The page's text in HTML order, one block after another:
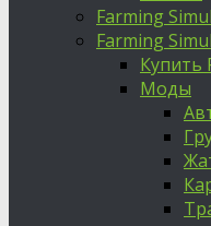
Farming
Farming
Купить
Моды